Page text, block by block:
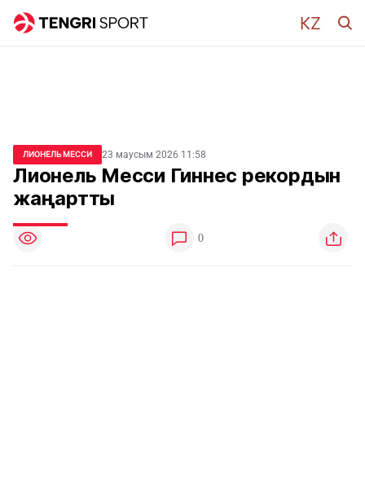
ЛИОНЕЛЬ МЕССИ 23 маусым 2026 11:58
Лионель Месси Гиннес рекордын
жаңартты
0